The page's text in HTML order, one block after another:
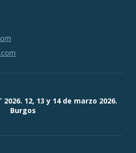
2026. 12, 13 y 14 de marzo 2026.
Burgos